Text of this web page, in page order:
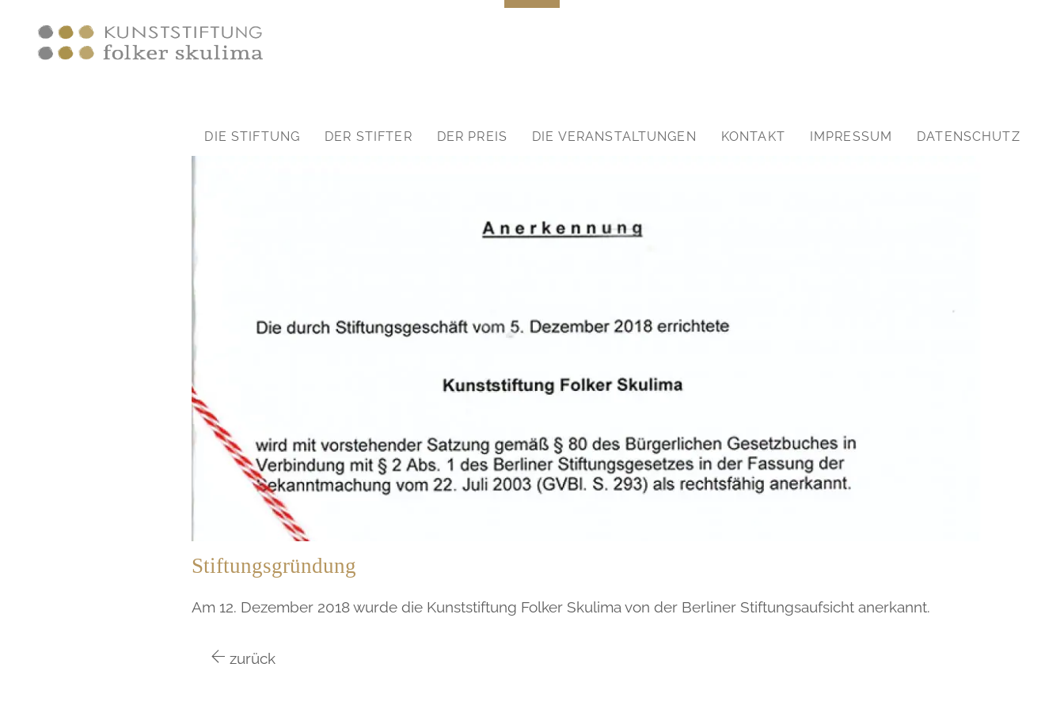
content
DIE STIFTUNG DER STIFTER DER PREIS DIE VERANSTALTUNGEN KONTAKT IMPRESSUM DATENSCHUTZ
Stiftungsgründung
Am 12. Dezember 2018 wurde die Kunststiftung Folker Skulima von der Berliner Stiftungsaufsicht anerkannt.
zurück
Footer